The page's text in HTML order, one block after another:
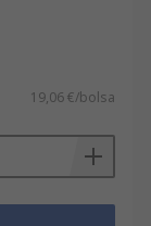
19,06 €/bolsa